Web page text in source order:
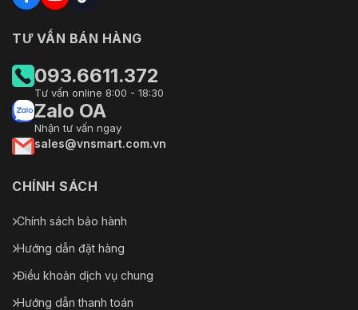
TƯ VẤN BÁN HÀNG
093.6611.372
Tư vấn online 8:00 - 18:30
Zalo OA
Nhận tư vấn ngay
sales@vnsmart.com.vn
CHÍNH SÁCH
Chính sách bảo hành
Hướng dẫn đặt hàng
Điều khoản dịch vụ chung
Hướng dẫn thanh toán